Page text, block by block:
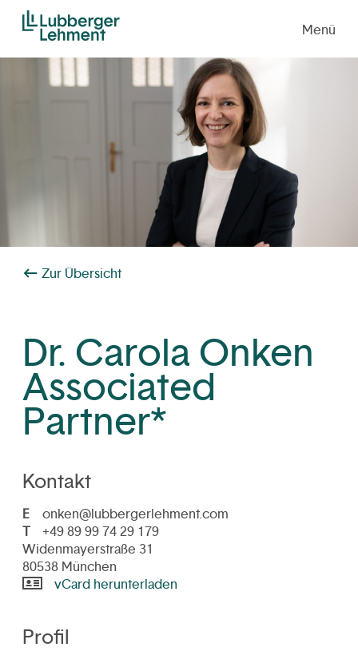
Menü
Zur Übersicht
Dr. Carola Onken
Associated
Partner*
Kontakt
E
onken@lubbergerlehment.com
T
+49 89 99 74 29 179
Widenmayerstraße 31
80538 München
vCard herunterladen
Profil